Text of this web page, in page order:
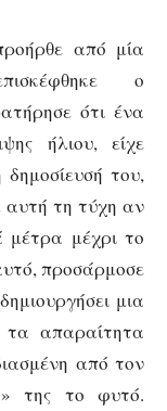
από μία
ο
ότι ένα
ήλιου, είχε
δημοσίευσή του,
αυτή τη τύχη αν
μέτρα μέχρι το
προσάρμοσε
μια
απαραίτητα
από τον
της το φυτό.